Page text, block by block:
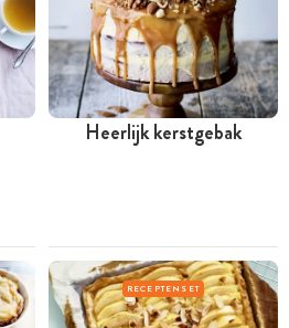
Heerlijk kerstgebak
RECEPTENSET